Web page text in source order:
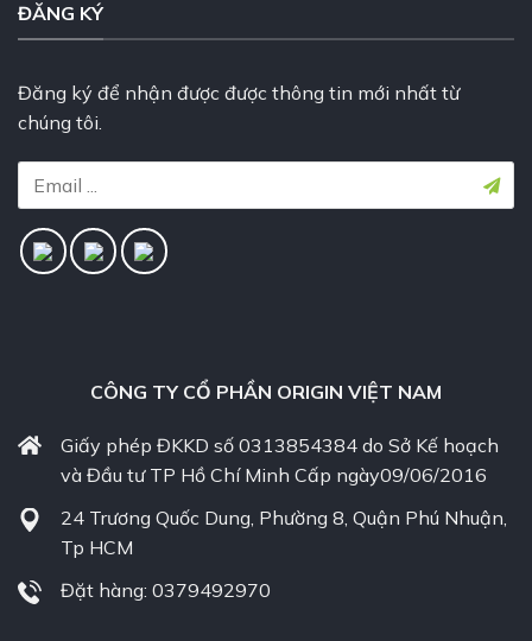
ĐĂNG KÝ
Đăng ký để nhận được được thông tin mới nhất từ
chúng tôi.
CÔNG TY CỔ PHẦN ORIGIN VIỆT NAM
Giấy phép ĐKKD số 0313854384 do Sở Kế hoạch
và Đầu tư TP Hồ Chí Minh Cấp ngày09/06/2016
24 Trương Quốc Dung, Phường 8, Quận Phú Nhuận,
Tp HCM
Đặt hàng: 0379492970